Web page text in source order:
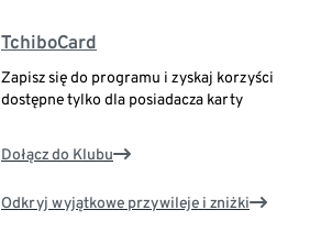
TchiboCard
Zapisz się do programu i zyskaj korzyści
dostępne tylko dla posiadacza karty
Dołącz do Klubu
Odkryj wyjątkowe przywileje i zniżki